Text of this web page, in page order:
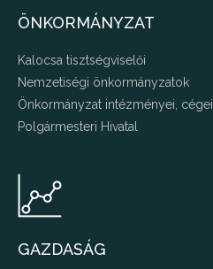
ÖNKORMÁNYZAT
Kalocsa tisztségviselői
Nemzetiségi önkormányzatok
Önkormányzat intézményei, cégei
Polgármesteri Hivatal
GAZDASÁG